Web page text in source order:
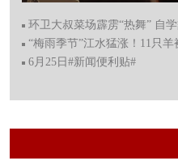
环卫大叔菜场霹雳“热舞” 自
“梅雨季节”江水猛涨！11只羊
6月25日#新闻便利贴#